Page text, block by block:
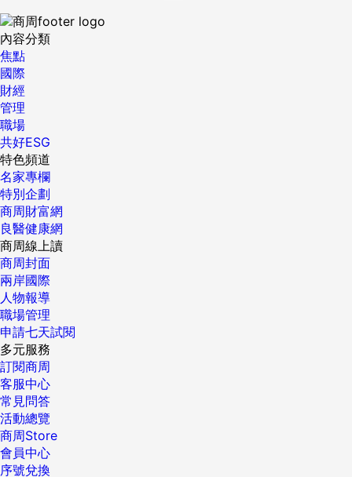
留4千個金頭腦，血汗工廠變生小孩樂園勤業眾信》進學校開
課、縮短學習曲線，超前部署搶人璨揚》給有薪開學假、彈性
工時，就愛中高齡員工！高雄翰品》用偏鄉義煮、推車增高，
實現兩代共事職場商機篇》平板拿掉Wi-Fi、冷凍包懂人性 看
內容分類
焦點
國際
財經
管理
職場
共好ESG
特色頻道
名家專欄
特別企劃
商周財富網
良醫健康網
商周線上讀
商周封面
兩岸國際
人物報導
職場管理
申請七天試閱
多元服務
訂閱商周
客服中心
常見問答
活動總覽
商周Store
會員中心
序號兌換